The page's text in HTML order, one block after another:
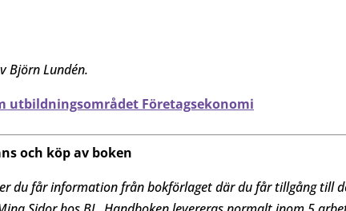
Björn Lundén.
utbildningsområdet Företagsekonomi
och köp av boken
du får information från bokförlaget där du får tillgång till